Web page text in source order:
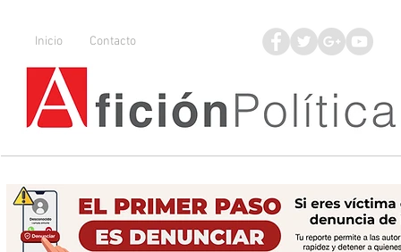
Inicio Contacto